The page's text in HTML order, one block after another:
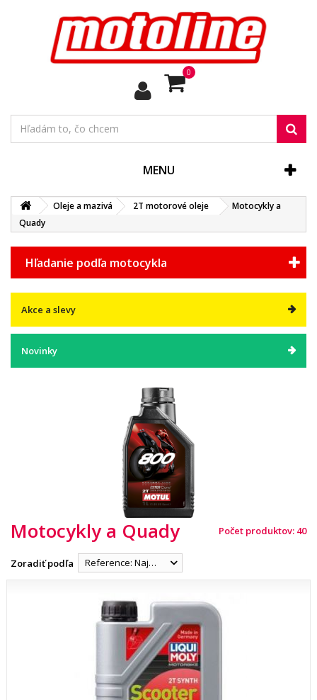
0
MENU
Oleje a mazivá 2T motorové oleje
Motocykly a
Quady
Hľadanie podľa motocykla
Akce a slevy
Novinky
Motocykly a Quady Počet produktov: 40
Zoradiť podľa Reference: Najnižšia